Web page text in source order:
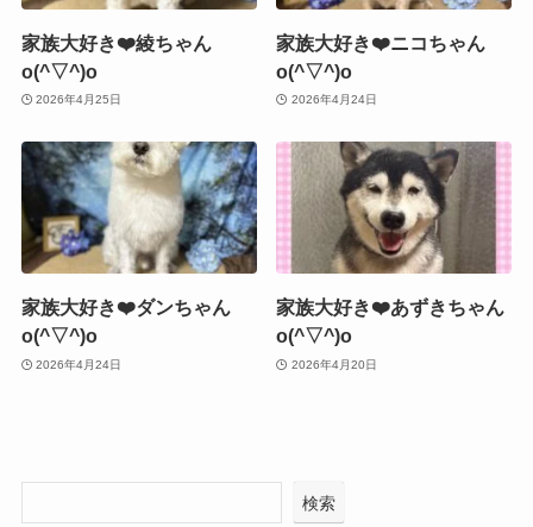
家族大好き❤️綾ちゃん
o(^▽^)o
2026年4月25日
家族大好き❤️ニコちゃん
o(^▽^)o
2026年4月24日
家族大好き❤️ダンちゃん
o(^▽^)o
2026年4月24日
家族大好き❤️あずきちゃん
o(^▽^)o
2026年4月20日
検索